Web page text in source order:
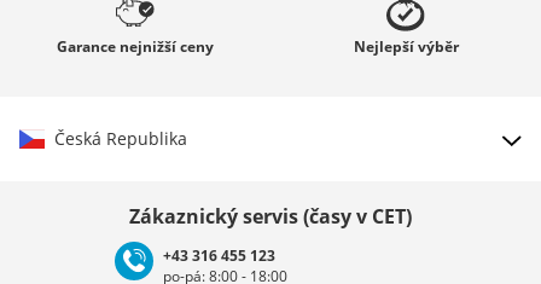
Garance nejnižší ceny Nejlepšívýběr
Česká Republika
Deutschland Österreich
Zákaznický servis (časy v CET)
+43 316 455 123
po-pá: 8:00 - 18:00